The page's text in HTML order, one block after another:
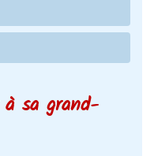
sa grand-